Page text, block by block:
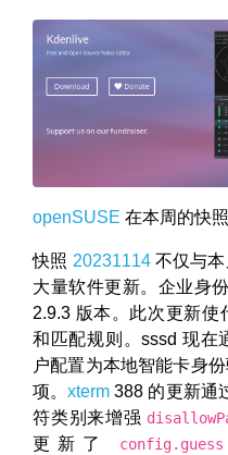
openSUSE 在本周的快
快照 20231114不仅与本
大量软件更新。企业身
2.9.3 版本。此次更新
和匹配规则。sssd 现在
户配置为本地智能卡身
项。xterm 388 的更新通
符类别来增强
更新了 config.guess